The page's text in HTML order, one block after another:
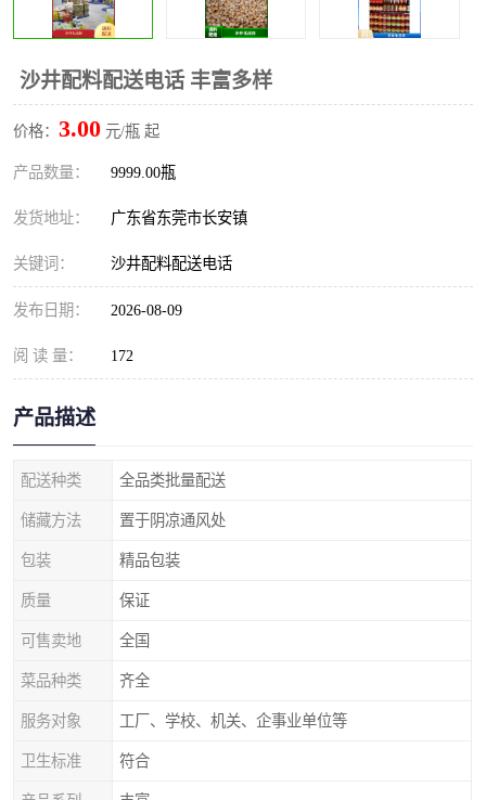
沙井配料配送电话 丰富多样
价格： 3.00 元/瓶 起
产品数量： 9999.00瓶
发货地址： 广东省东莞市长安镇
关键词： 沙井配料配送电话
发布日期： 2026-08-09
阅 读 量： 172
产品描述
配送种类 全品类批量配送
储藏方法 置于阴凉通风处
包装 精品包装
质量 保证
可售卖地 全国
菜品种类 齐全
服务对象 工厂、学校、机关、企事业单位等
卫生标准 符合